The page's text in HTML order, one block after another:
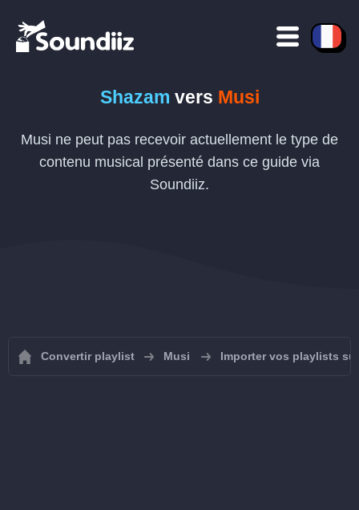
Shazam vers Musi
Musi ne peut pas recevoir actuellement le type de
contenu musical présenté dans ce guide via
Soundiiz.
Convertir playlist Musi Importer vos playlists